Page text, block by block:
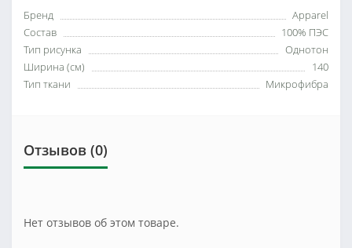
Бренд
Apparel
Состав
100% ПЭС
Тип рисунка
Однотон
Ширина (см)
140
Тип ткани
Микрофибра
Отзывов (0)
Нет отзывов об этом товаре.